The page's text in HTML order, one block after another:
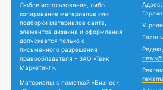
Любое использование, либо
копирование материалов или
подборки материалов сайта,
элементов дизайна и оформления
допускается только с
письменного разрешения
правообладателя - ЗАО «Твик
Маркетинг».
Материалы с пометкой «Бизнес»,
Адрес: